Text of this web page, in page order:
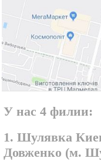
У нас 4 филии:
1. Шулявка
Довженко (м.